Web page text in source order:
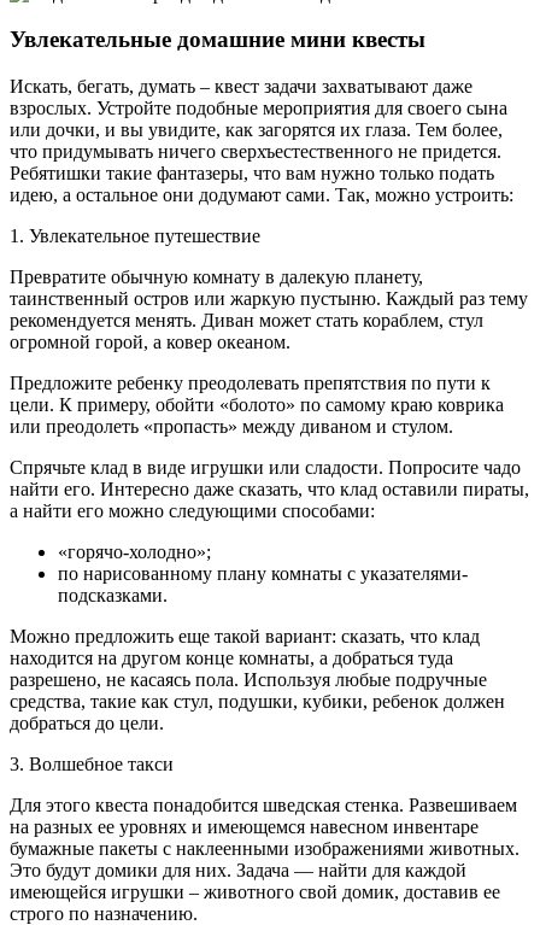
Увлекательные домашние мини квесты
Искать, бегать, думать – квест задачи захватывают даже
взрослых. Устройте подобные мероприятия для своего сына
или дочки, и вы увидите, как загорятся их глаза. Тем более,
что придумывать ничего сверхъестественного не придется.
Ребятишки такие фантазеры, что вам нужно только подать
идею, а остальное они додумают сами. Так, можно устроить:
1. Увлекательное путешествие
Превратите обычную комнату в далекую планету,
таинственный остров или жаркую пустыню. Каждый раз тему
рекомендуется менять. Диван может стать кораблем, стул
огромной горой, а ковер океаном.
Предложите ребенку преодолевать препятствия по пути к
цели. К примеру, обойти «болото» по самому краю коврика
или преодолеть «пропасть» между диваном и стулом.
Спрячьте клад в виде игрушки или сладости. Попросите чадо
найти его. Интересно даже сказать, что клад оставили пираты,
а найти его можно следующими способами:
«горячо-холодно»;
по нарисованному плану комнаты с указателями-
подсказками.
Можно предложить еще такой вариант: сказать, что клад
находится на другом конце комнаты, а добраться туда
разрешено, не касаясь пола. Используя любые подручные
средства, такие как стул, подушки, кубики, ребенок должен
добраться до цели.
3. Волшебное такси
Для этого квеста понадобится шведская стенка. Развешиваем
на разных ее уровнях и имеющемся навесном инвентаре
бумажные пакеты с наклеенными изображениями животных.
Это будут домики для них. Задача — найти для каждой
имеющейся игрушки – животного свой домик, доставив ее
строго по назначению.